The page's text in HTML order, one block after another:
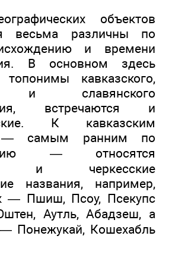
объектов
весьма различны по
и времени
В основном здесь
топонимы кавказского,
и славянского
встречаются и
К кавказским
— самым ранним по
— относятся
и черкесские
названия, например,
— Пшиш, Псоу, Псекупс
Аутль, Абадзеш, а
Понежукай, Кошехабль